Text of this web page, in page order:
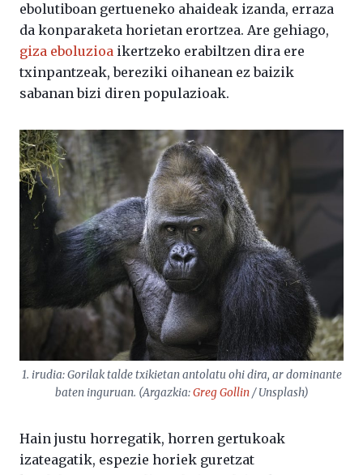
ebolutiboan gertueneko ahaideak izanda, erraza
da konparaketa horietan erortzea. Are gehiago,
giza eboluzioa ikertzeko erabiltzen dira ere
txinpantzeak, bereziki oihanean ez baizik
sabanan bizi diren populazioak.
1. irudia: Gorilak talde txikietan antolatu ohi dira, ar dominante
baten inguruan. (Argazkia:Greg Gollin/ Unsplash)
Hain justu horregatik, horren gertukoak
izateagatik, espezie horiek guretzat